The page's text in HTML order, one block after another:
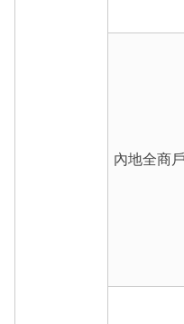
內地全商戶